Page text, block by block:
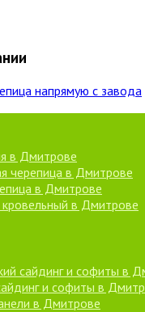
напрямую с завода
в Дмитрове
черепица в Дмитрове
в Дмитрове
в Дмитрове
сайдинг и софиты в
и софиты в
в Дмитрове